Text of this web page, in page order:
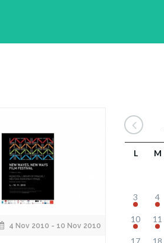
4 Nov 2010 - 10 Nov 2010
L M
3 4
10 11
17 18